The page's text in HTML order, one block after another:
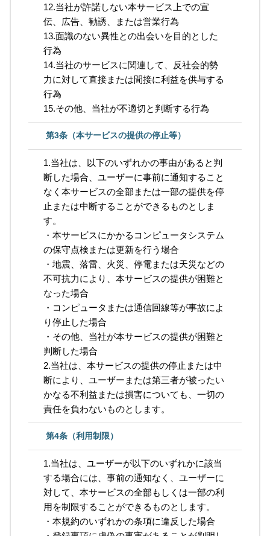
12.当社が許諾しない本サービス上での宣
伝、広告、勧誘、または営業行為
13.面識のない異性との出会いを目的とした
行為
14.当社のサービスに関連して、反社会的勢
力に対して直接または間接に利益を供与する
行為
15.その他、当社が不適切と判断する行為
第3条（本サービスの提供の停止等）
1.当社は、以下のいずれかの事由があると判
断した場合、ユーザーに事前に通知すること
なく本サービスの全部または一部の提供を停
止または中断することができるものとしま
す。
・本サービスにかかるコンピュータシステム
の保守点検または更新を行う場合
・地震、落雷、火災、停電または天災などの
不可抗力により、本サービスの提供が困難と
なった場合
・コンピュータまたは通信回線等が事故によ
り停止した場合
・その他、当社が本サービスの提供が困難と
判断した場合
2.当社は、本サービスの提供の停止または中
断により、ユーザーまたは第三者が被ったい
かなる不利益または損害についても、一切の
責任を負わないものとします。
第4条（利用制限）
1.当社は、ユーザーが以下のいずれかに該当
する場合には、事前の通知なく、ユーザーに
対して、本サービスの全部もしくは一部の利
用を制限することができるものとします。
・本規約のいずれかの条項に違反した場合